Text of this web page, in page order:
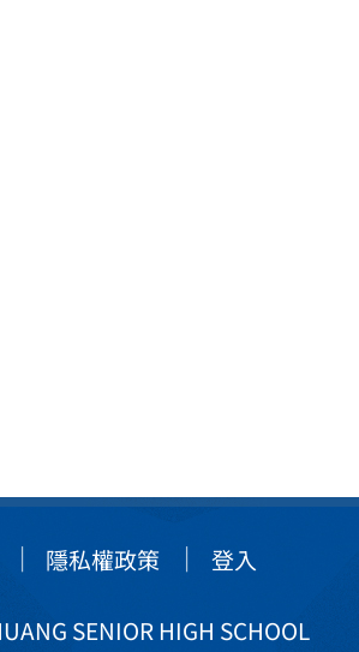
隱私權政策 登入
SENIOR HIGH SCHOOL